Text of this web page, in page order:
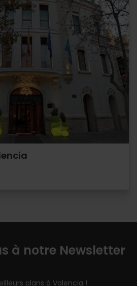
à notre Newsletter
plans à Valencia !